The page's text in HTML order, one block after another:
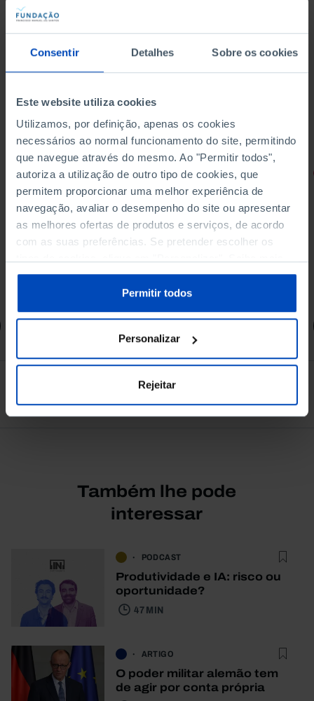
Consentir Detalhes Sobre os cookies
Este website utiliza cookies
Utilizamos, por definição, apenas os cookies
necessários ao normal funcionamento do site, permitindo
que navegue através do mesmo. Ao "Permitir todos",
autoriza a utilização de outro tipo de cookies, que
permitem proporcionar uma melhor experiência de
navegação, avaliar o desempenho do site ou apresentar
as melhores ofertas de produtos e serviços, de acordo
com as suas preferências. Se pretender escolher os
sobre cookies através da gestão de preferências ou da
Política de Cookies.
Permitir todos
Personalizar
Rejeitar
RETRATOS
Promessas do Futebol
4,50 € 5,00 €
Também lhe pode
interessar
PODCAST
Produtividade e IA: risco ou
oportunidade?
47 MIN
ARTIGO
O poder militar alemão tem
de agir por conta própria